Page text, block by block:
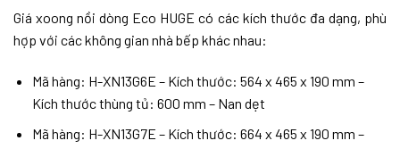
Giá xoong nồi dòng Eco HUGE có các kích thước đa dạng, phù
hợp với các không gian nhà bếp khác nhau:
Mã hàng: H-XN13G6E – Kích thước: 564 x 465 x 190 mm –
Kích thước thùng tủ: 600 mm – Nan dẹt
Mã hàng: H-XN13G7E – Kích thước: 664 x 465 x 190 mm –